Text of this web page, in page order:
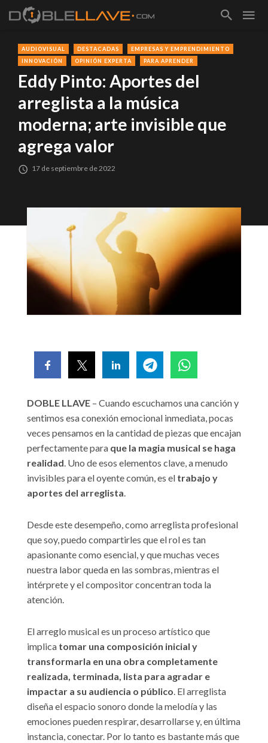
AUDIOVISUAL DESTACADAS
EMPRESAS Y EMPRENDIMIENTO
INNOVACIÓN
OPINIÓN EXPERTA PARA APRENDER
Eddy Pinto: Aportes del
arreglista a la música
moderna; arte invisible que
agrega valor
17 de septiembre de 2022
DOBLE LLAVE – Cuando escuchamos una canción y
sentimos esa conexión emocional inmediata, pocas
veces pensamos en la cantidad de piezas que encajan
perfectamente para que la magia musical se haga
realidad. Uno de esos elementos clave, a menudo
invisibles para el oyente común, es el trabajo y
aportes del arreglista.
Desde este desempeño, como arreglista profesional
que soy, puedo compartirles que el rol es tan
apasionante como esencial, y que muchas veces
nuestra labor queda en las sombras, mientras el
intérprete y el compositor concentran toda la
atención.
El arreglo musical es un proceso artístico que
implica tomar una composición inicial y
transformarla en una obra completamente
realizada, terminada, lista para agradar e
impactar a su audiencia o público. El arreglista
diseña el espacio sonoro donde la melodía y las
emociones pueden respirar, desarrollarse y, en última
instancia, conectar. Por lo tanto es bastante más que